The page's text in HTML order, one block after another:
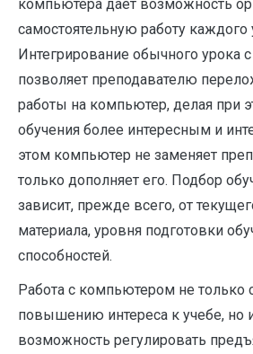
компьютера дает возможность
самостоятельную работу каждого
Интегрирование обычного урока
позволяет преподавателю
работы на компьютер, делая при
обучения более интересным и
этом компьютер не заменяет
только дополняет его. Подбор
зависит, прежде всего, от
материала, уровня подготовки
способностей.
Работа с компьютером не только
повышению интереса к учебе, но
возможность регулировать